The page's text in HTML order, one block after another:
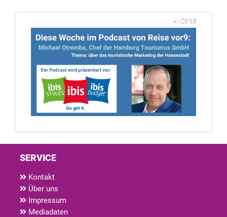
ANZEIGE
SERVICE
Kontakt
Über uns
Impressum
Mediadaten